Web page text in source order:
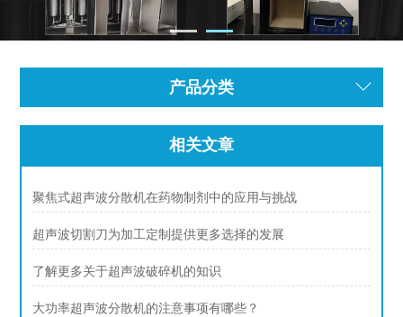
产品分类
相关文章
聚焦式超声波分散机在药物制剂中的应用与挑战
超声波切割刀为加工定制提供更多选择的发展
了解更多关于超声波破碎机的知识
大功率超声波分散机的注意事项有哪些？